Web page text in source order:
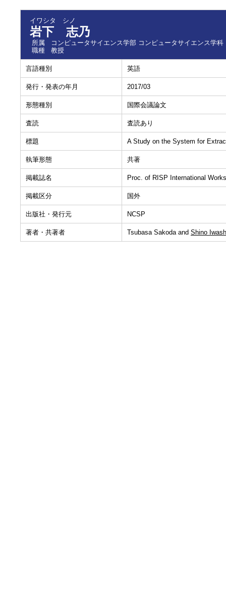
イワシタ シノ
岩下 志乃
所属
コンピュータサイエンス学部 コンピュータサイエンス学科
職種
教授
言語種別 英語
発行・発表の年月 2017/03
形態種別 国際会議論文
査読 査読あり
標題 A Study on the System for
執筆形態 共著
掲載誌名 Proc. of RISP International
掲載区分 国外
出版社・発行元 NCSP
著者・共著者 Tsubasa Sakoda and Shino